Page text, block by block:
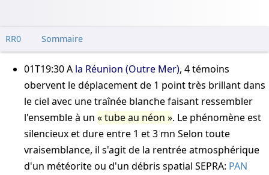
RR0 Sommaire
01T19:30A la Réunion (Outre Mer), 4 témoins
obervent le déplacement de 1 point très brillant dans
le ciel avec une traînée blanche faisant ressembler
l'ensemble à un
tube au néon
. Le phénomène est
silencieux et dure entre 1 et 3 mn Selon toute
vraisemblance, il s'agit de la rentrée atmosphérique
d'un météorite ou d'un débris spatial SEPRA: PAN